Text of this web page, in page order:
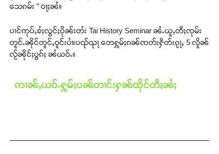
သေၵမ်း ” ဝႃႈၼႆ။
ပၢင်ဢုပ်ႇၶႆႈလွင်ႈပိုၼ်းတႆး Tai History Seminar ၼႆႉယူႇတီႈၸုမ်း
တူင်ႉၼိုင်တူင်ႇဝူင်းပၢႆးပၺ်ၺႃ တေႁူမ်ႈၵၼ်ၸတ်းႁဵတ်းၵႂႃႇ 5 လိူၼ်
လႂ်ၼိုင်ႈပွၵ်ႈ ၼႆယဝ်ႉ။
ဢၢၼ်ႇယဝ်ႉႁူမ်ႈပၼ်တၢင်းႁၼ်ထိုင်တီႈၼႆႈ